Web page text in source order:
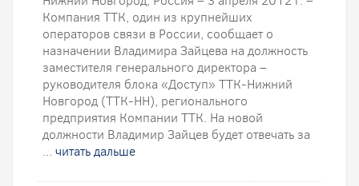
Компания ТТК, один из крупнейших
операторов связи в России, сообщает о
назначении Владимира Зайцева на должность
заместителя генерального директора –
руководителя блока «Доступ» ТТК-Нижний
Новгород (ТТК-НН), регионального
предприятия Компании ТТК. На новой
должности Владимир Зайцев будет отвечать за
... читать дальше